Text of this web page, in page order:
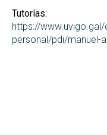
Tutorías:
https://
personal/pdi/manuel-